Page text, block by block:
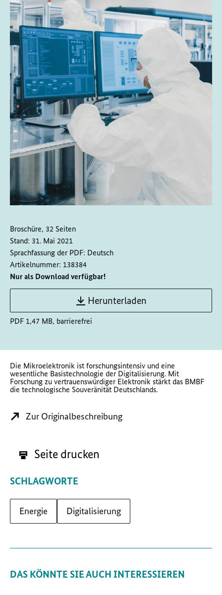
Broschüre, 32 Seiten
Stand: 31. Mai 2021
Sprachfassung der PDF: Deutsch
Artikelnummer: 138384
Nur als Download verfügbar!
Herunterladen
PDF 1,47 MB, barrierefrei
Die Mikroelektronik ist forschungsintensiv und eine
wesentliche Basistechnologie der Digitalisierung. Mit
Forschung zu vertrauenswürdiger Elektronik stärkt das BMBF
die technologische Souveränität Deutschlands.
Zur Originalbeschreibung
Seite drucken
SCHLAGWORTE
Energie Digitalisierung
DAS KÖNNTE SIE AUCH INTERESSIEREN